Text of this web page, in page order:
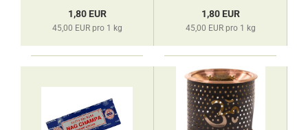
1,80 EUR
45,00 EUR pro 1 kg
1,80 EUR
45,00 EUR pro 1 kg